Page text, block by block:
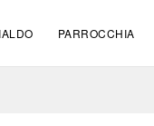
PARROCCHIA